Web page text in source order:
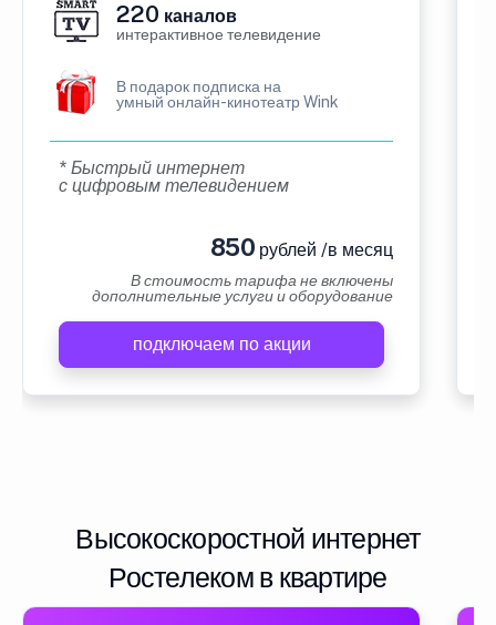
220 каналов
интерактивное телевидение
В подарок подписка на
умный онлайн-кинотеатр Wink
* Быстрый интернет
с цифровым телевидением
850 рублей /в месяц
В стоимость тарифа не включены
дополнительные услуги и оборудование
подключаем по акции
Высокоскоростной интернет
Ростелеком в квартире